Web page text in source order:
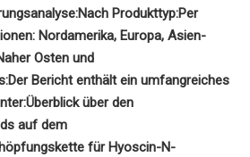
Nach Produkttyp:Per
Nordamerika, Europa, Asien-
Osten und
Der Bericht enthält ein umfangreiches
Überblick über den
auf dem
für Hyoscin-N-